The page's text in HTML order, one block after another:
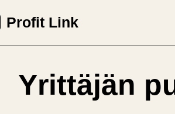
Profit Link
Yrittäjän